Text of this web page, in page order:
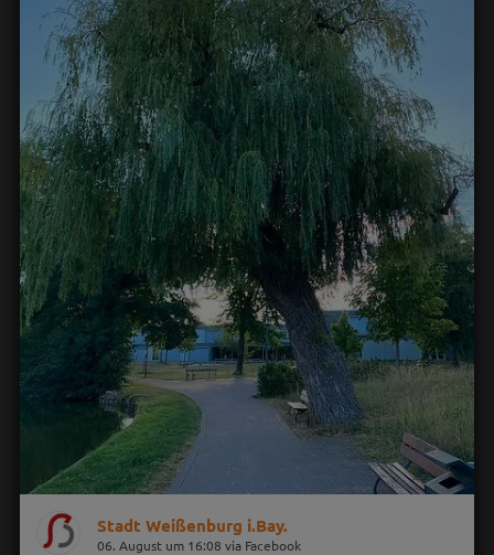
Stadt Weißenburg i.Bay.
06. August um 16:08 via Facebook